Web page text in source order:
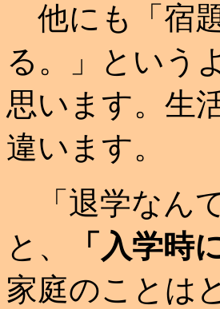
他にも「宿
る。」という
思います。生
違います。
「退学なん
と、
「入学時
家庭のことは